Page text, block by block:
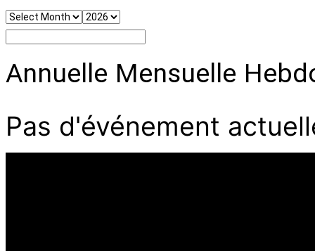
Annuelle Mensuelle
Pas d'événement